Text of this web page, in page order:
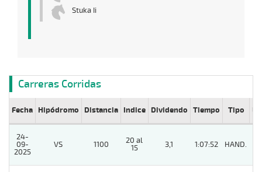
Stuka Ii
Carreras Corridas
Fecha Hipódromo Distancia Indice Dividendo Tiempo Tipo Lº
24-
09-
2025
VS 1100
20 al
15
3,1 1:07:52 HAND.